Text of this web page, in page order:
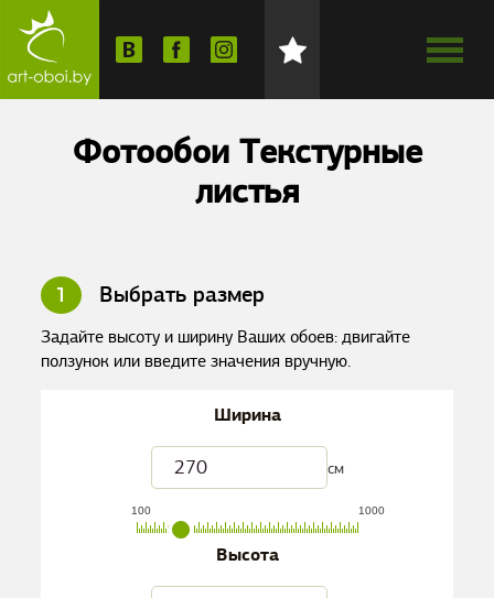
Фотообои Текстурные
листья
1 Выбрать размер
Задайте высоту и ширину Ваших обоев: двигайте
ползунок или введите значения вручную.
Ширина
см
100 1000
Высота